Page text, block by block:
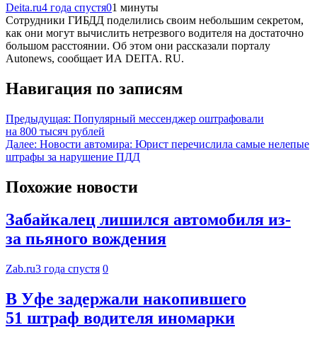
Deita.ru4 года спустя01 минуты
Сотрудники ГИБДД поделились своим небольшим секретом,
как они могут вычислить нетрезвого водителя на достаточно
большом расстоянии. Об этом они рассказали порталу
Autonews, сообщает ИА DEITA. RU.
Навигация по записям
Предыдущая: Популярный мессенджер оштрафовали
на 800 тысяч рублей
Далее: Новости автомира: Юрист перечислила самые нелепые
штрафы за нарушение ПДД
Похожие новости
Забайкалец лишился автомобиля из-
за пьяного вождения
Zab.ru3 года спустя 0
В Уфе задержали накопившего
51 штраф водителя иномарки